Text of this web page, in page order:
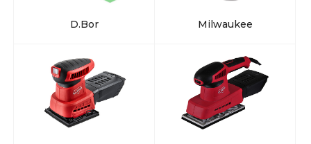
D.Bor Milwaukee